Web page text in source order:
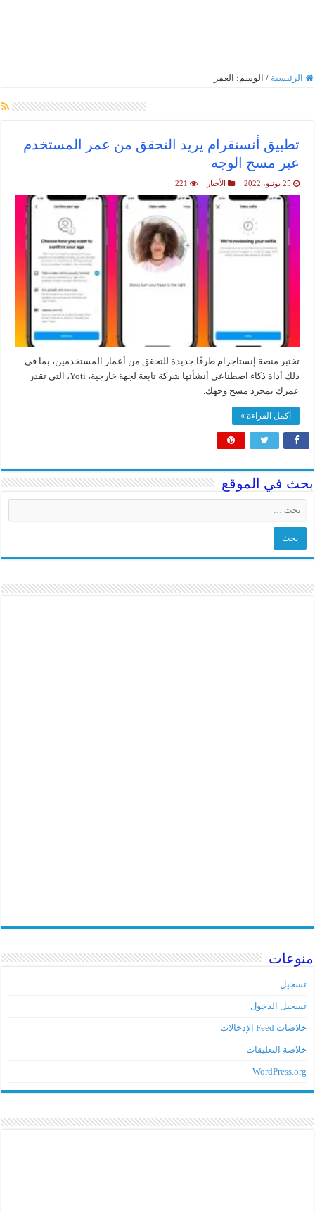
الرئيسية / الوسم: العمر
تطبيق أنستقرام يريد التحقق من عمر المستخدم
عبر مسح الوجه
25 يونيو، 2022 الأخبار 221
تختبر منصة إنستاجرام طرقًا جديدة للتحقق من أعمار المستخدمين، بما في
ذلك أداة ذكاء اصطناعي أنشأتها شركة تابعة لجهة خارجية، Yoti، التي تقدر
عمرك بمجرد مسح وجهك.
أكمل القراءة »
بحث في الموقع
منوعات
تسجيل
تسجيل الدخول
خلاصات Feed الإدخالات
خلاصة التعليقات
WordPress.org